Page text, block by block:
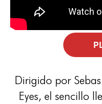
Dirigido por
Eyes, el sencillo